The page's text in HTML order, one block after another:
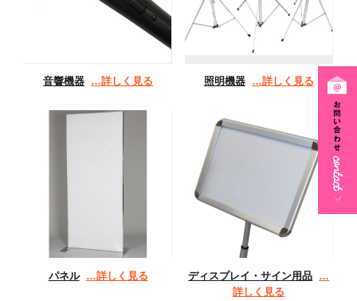
音響機器 …詳しく見る 照明機器 …詳しく見る
パネル …詳しく見る ディスプレイ・サイン用品 …
詳しく見る